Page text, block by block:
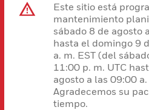
Este sitio está
mantenimiento
sábado 8 de agosto
hasta el domingo 9
a. m. EST (del
11:00 p. m. UTC
agosto a las 09:00 a.
Agradecemos su
tiempo.